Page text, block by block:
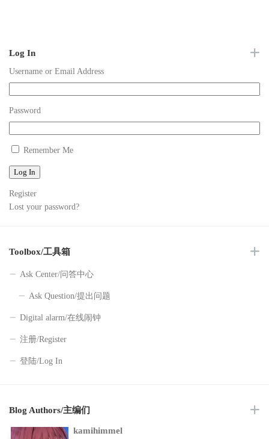
Log In
Username or Email Address
Password
Remember Me
Log In
Register
Lost your password?
Toolbox/工具箱
Ask Center/问答中心
Ask Question/提出问题
Digital alarm/在线闹钟
注册/Register
登陆/Log In
Blog Authors/主编们
kamihimmel